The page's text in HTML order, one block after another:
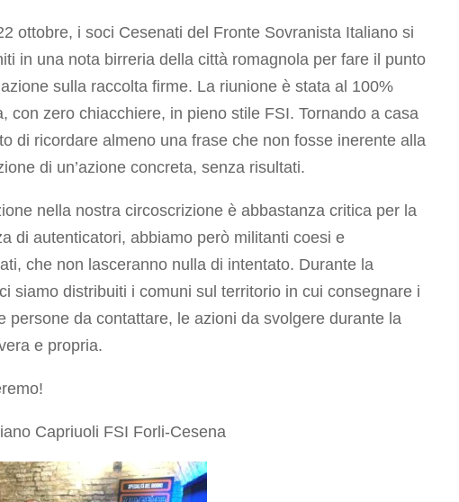
ottobre, i soci Cesenati del Fronte Sovranista Italiano si
in una nota birreria della città romagnola per fare il punto
sulla raccolta firme. La riunione è stata al 100%
con zero chiacchiere, in pieno stile FSI. Tornando a casa
di ricordare almeno una frase che non fosse inerente alla
di un’azione concreta, senza risultati.
nella nostra circoscrizione è abbastanza critica per la
di autenticatori, abbiamo però militanti coesi e
che non lasceranno nulla di intentato. Durante la
siamo distribuiti i comuni sul territorio in cui consegnare i
persone da contattare, le azioni da svolgere durante la
e propria.
Capriuoli FSI Forli-Cesena